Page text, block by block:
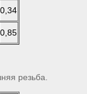
0,34
0,85
резьба.